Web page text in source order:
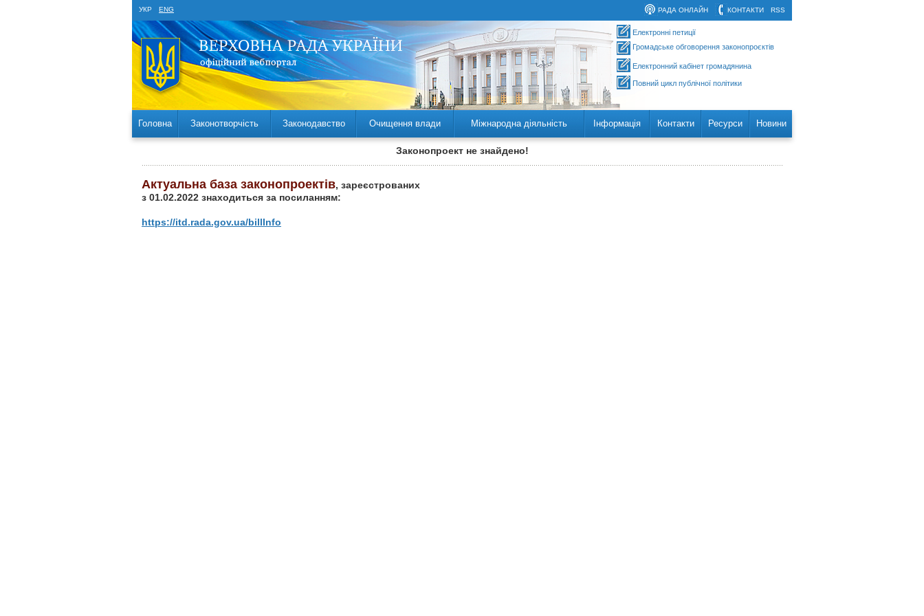
УКР ENG RSS
КОНТАКТИ
РАДА ОНЛАЙН
Електронні петиції
Громадське обговорення законопроєктів
Електронний кабінет громадянина
Повний цикл публічної політики
Головна Законотворчість Законодавство Очищення влади Міжнародна діяльність Інформація Контакти Ресурси Новини
Законопроект не знайдено!
Актуальна база законопроектів, зареєстрованих
з 01.02.2022 знаходиться за посиланням:
https://itd.rada.gov.ua/billInfo